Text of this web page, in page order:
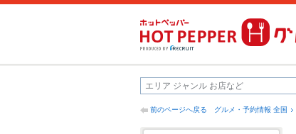
前のページへ戻る グルメ・予約情報 全国